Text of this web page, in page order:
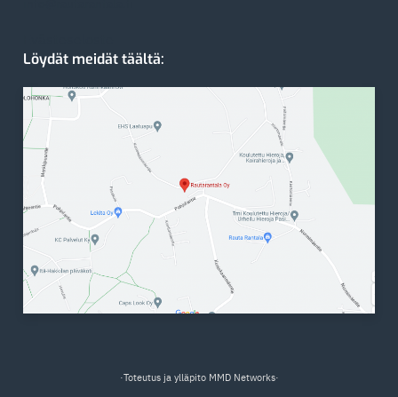
Löydät meidät täältä:
·Toteutus ja ylläpito MMD Networks·